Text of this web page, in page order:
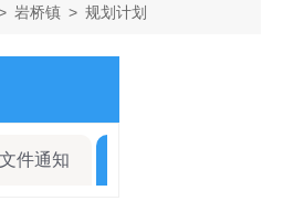
岩桥镇 > 规划计划
件通知